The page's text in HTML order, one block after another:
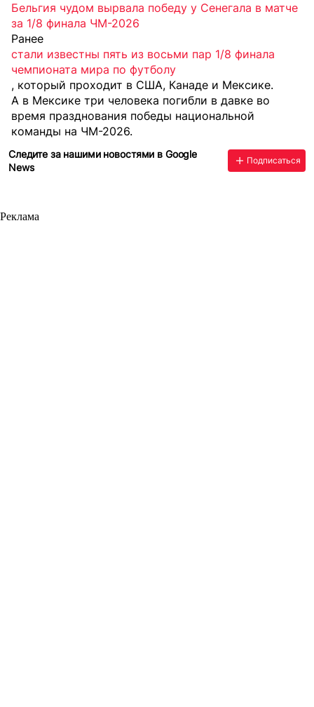
Бельгия чудом вырвала победу у Сенегала в матче
за 1/8 финала ЧМ-2026
Ранее
стали известны пять из восьми пар 1/8 финала
чемпионата мира по футболу
, который проходит в США, Канаде и Мексике.
А в Мексике три человека погибли в давке во
время празднования победы национальной
команды на ЧМ-2026.
Следите за нашими новостями в Google
News
Подписаться
Реклама